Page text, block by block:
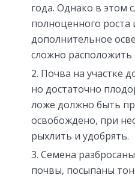
года. Однако в этом
полноценного роста
дополнительное
сложно
Почва на участке
но достаточно
ложе должно быть
освобождено, при
рыхлить и удобрять.
Семена
почвы, посыпаны